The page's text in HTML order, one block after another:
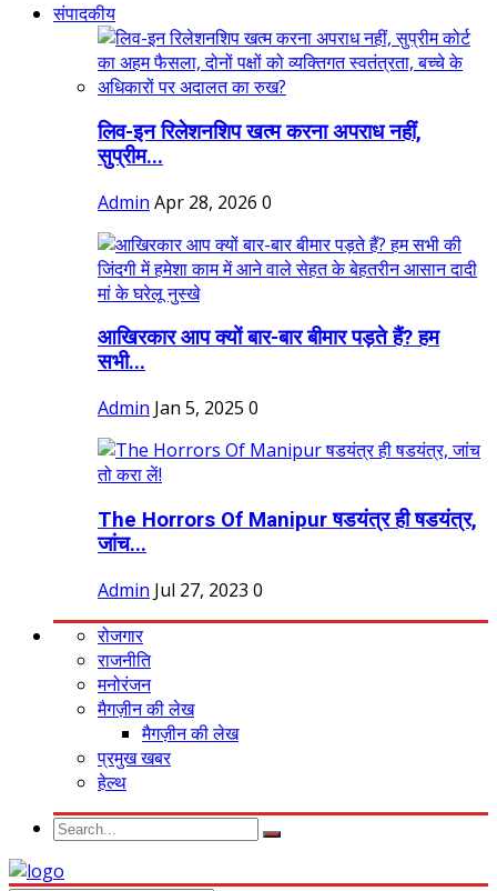
संपादकीय
लिव-इन रिलेशनशिप खत्म करना अपराध नहीं,
सुप्रीम...
Admin Apr 28, 2026 0
आखिरकार आप क्यों बार-बार बीमार पड़ते हैं? हम
सभी...
Admin Jan 5, 2025 0
The Horrors Of Manipur षडयंत्र ही षडयंत्र,
जांच...
Admin Jul 27, 2023 0
रोजगार
राजनीति
मनोरंजन
मैगज़ीन की लेख
मैगज़ीन की लेख
प्रमुख खबर
हेल्थ